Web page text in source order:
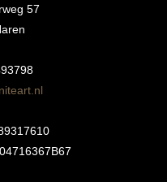
57